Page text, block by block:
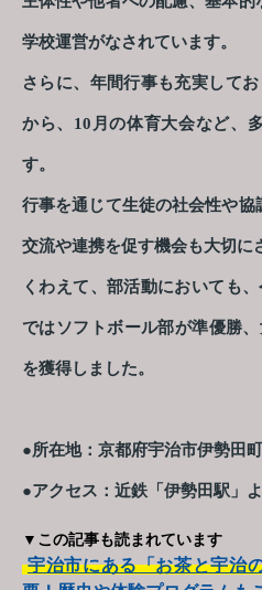
学校運営がなされています。
さらに、年間行事も充実して
から、10月の体育大会など、
す。
行事を通じて生徒の社会性や
交流や連携を促す機会も大切に
くわえて、部活動においても
ではソフトボール部が準優勝
を獲得しました。
●所在地：京都府宇治市伊勢田
●アクセス：近鉄「伊勢田駅」
▼この記事も読まれています
宇治市にある「お茶と宇治